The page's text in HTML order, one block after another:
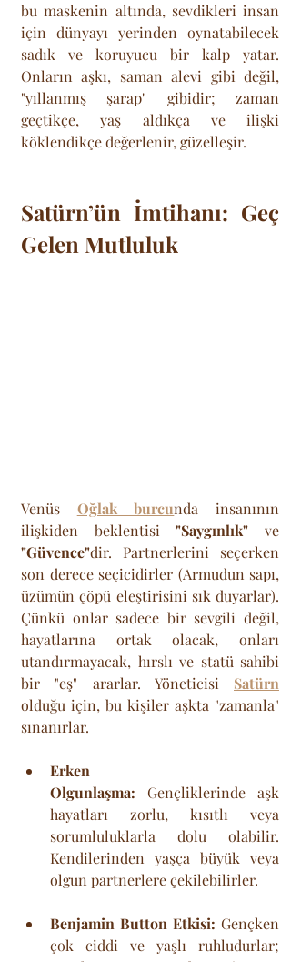
bu maskenin altında, sevdikleri insan
için dünyayı yerinden oynatabilecek
sadık ve koruyucu bir kalp yatar.
Onların aşkı, saman alevi gibi değil,
"yıllanmış şarap" gibidir; zaman
geçtikçe, yaş aldıkça ve ilişki
köklendikçe değerlenir, güzelleşir.
Satürn’ün İmtihanı: Geç
Gelen Mutluluk
Venüs Oğlak burcunda insanının
ilişkiden beklentisi "Saygınlık"
"Güvence"dir. Partnerlerini seçerken
son derece seçicidirler (Armudun sapı,
üzümün çöpü eleştirisini sık duyarlar).
Çünkü onlar sadece bir sevgili değil,
hayatlarına ortak olacak, onları
utandırmayacak, hırslı ve statü sahibi
bir "eş" ararlar. Yöneticisi Satürn
olduğu için, bu kişiler aşkta "zamanla"
sınanırlar.
Erken
Olgunlaşma: Gençliklerinde aşk
hayatları zorlu, kısıtlı veya
sorumluluklarla dolu olabilir.
Kendilerinden yaşça büyük veya
olgun partnerlere çekilebilirler.
Benjamin Button Etkisi: Gençken
çok ciddi ve yaşlı ruhludurlar;